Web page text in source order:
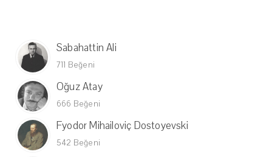
Sabahattin Ali
711 Beğeni
Oğuz Atay
666 Beğeni
Fyodor Mihailoviç Dostoyevski
542 Beğeni